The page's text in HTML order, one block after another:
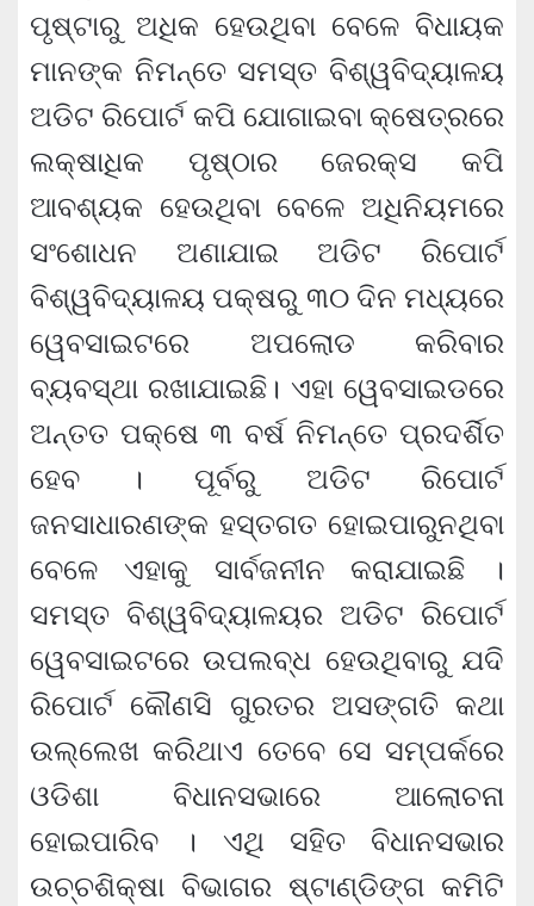
ପୃଷ୍ଟାରୁ ଅଧିକ ହେଉଥିବା ବେଳେ ବିଧାୟକ
ମାନଙ୍କ ନିମନ୍ତେ ସମସ୍ତ ବିଶ୍ୱବିଦ୍ୟାଳୟ
ଅଡିଟ ରିପୋର୍ଟ କପି ଯୋଗାଇବା କ୍ଷେତ୍ରରେ
ଲକ୍ଷାଧିକ ପୃଷ୍ଠାର ଜେରକ୍ସ କପି
ଆବଶ୍ୟକ ହେଉଥିବା ବେଳେ ଅଧିନିୟମରେ
ସଂଶୋଧନ ଅଣାଯାଇ ଅଡିଟ ରିପୋର୍ଟ
ବିଶ୍ୱବିଦ୍ୟାଳୟ ପକ୍ଷରୁ ୩୦ ଦିନ ମଧ୍ୟରେ
ୱେବସାଇଟରେ ଅପଲୋଡ କରିବାର
ବ୍ୟବସ୍ଥା ରଖାଯାଇଛି। ଏହା ୱେବସାଇଡରେ
ଅନ୍ତତ ପକ୍ଷେ ୩ ବର୍ଷ ନିମନ୍ତେ ପ୍ରଦର୍ଶିତ
ହେବ । ପୂର୍ବରୁ ଅଡିଟ ରିପୋର୍ଟ
ଜନସାଧାରଣଙ୍କ ହସ୍ତଗତ ହୋଇପାରୁନଥିବା
ବେଳେ ଏହାକୁ ସାର୍ବଜନୀନ କରାଯାଇଛି ।
ସମସ୍ତ ବିଶ୍ୱବିଦ୍ୟାଳୟର ଅଡିଟ ରିପୋର୍ଟ
ୱେବସାଇଟରେ ଉପଲବ୍ଧ ହେଉଥିବାରୁ ଯଦି
ରିପୋର୍ଟ କୌଣସି ଗୁରତର ଅସଙ୍ଗତି କଥା
ଉଲ୍ଲେଖ କରିଥାଏ ତେବେ ସେ ସମ୍ପର୍କରେ
ଓଡିଶା ବିଧାନସଭାରେ ଆଲୋଚନା
ହୋଇପାରିବ । ଏଥି ସହିତ ବିଧାନସଭାର
ଉଚ୍ଚଶିକ୍ଷା ବିଭାଗର ଷ୍ଟାଣ୍ଡିଙ୍ଗ କମିଟି